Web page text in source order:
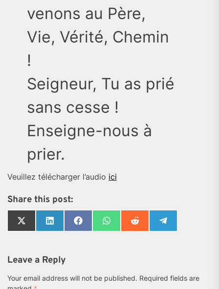
venons au Père,
Vie, Vérité, Chemin
!
Seigneur, Tu as prié
sans cesse !
Enseigne-nous à
prier.
Veuillez télécharger l’audio ici
Share this post:
Share
on
Share
on
Share
on
Share
on
Share
on
Share
on
Leave a Reply
Your email address will not be published. Required fields are